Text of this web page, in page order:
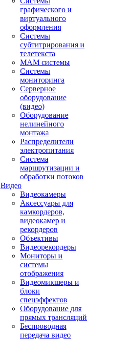
графического и
виртуального
оформления
Системы
субтитрирования и
телетекста
MAM системы
Системы
мониторинга
Серверное
оборудование
(видео)
Оборудование
нелинейного
монтажа
Распределители
электропитания
Система
маршрутизации и
обработки потоков
Видео
Видеокамеры
Аксессуары для
камкордеров,
видеокамер и
рекордеров
Объективы
Видеорекордеры
Мониторы и
системы
отображения
Видеомикшеры и
блоки
спецэффектов
Оборудование для
прямых трансляций
Беспроводная
передача видео